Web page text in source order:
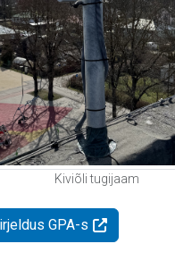
Kiviõli tugijaam
GPA-s